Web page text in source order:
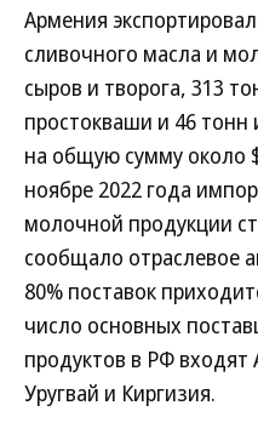
Армения
сливочного масла и
сыров и творога, 313
простокваши и 46
на общую сумму около
ноябре 2022 года
молочной продукции
сообщало отраслевое
80% поставок
число основных
продуктов в РФ входят
Уругвай и Киргизия.